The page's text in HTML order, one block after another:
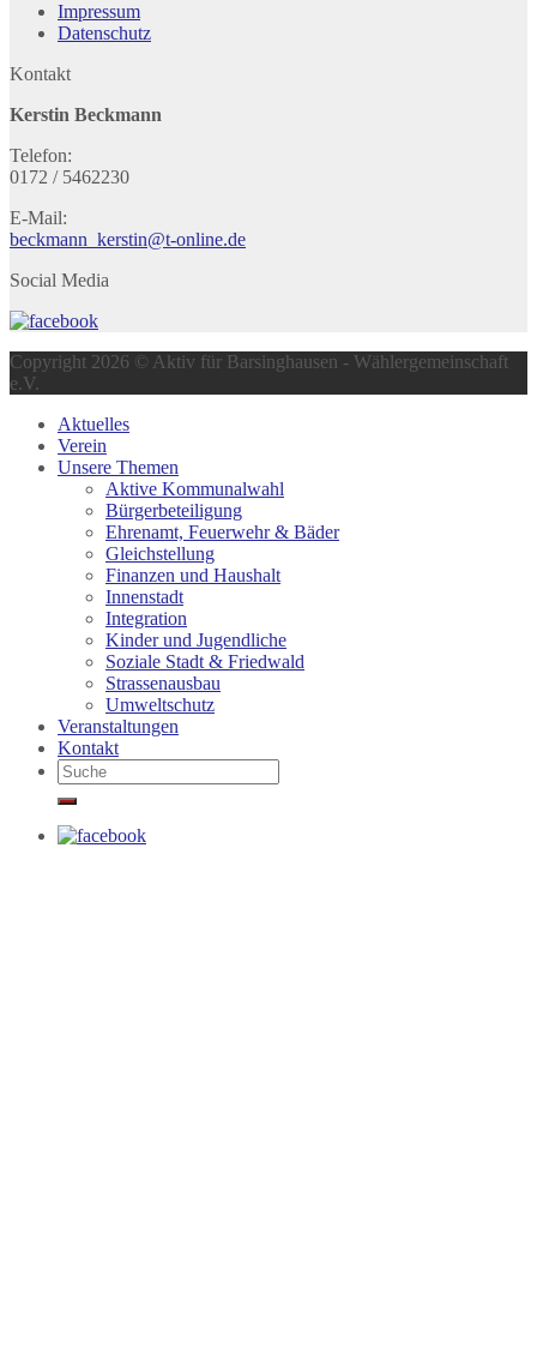
Impressum
Datenschutz
Kontakt
Kerstin Beckmann
Telefon:
0172 / 5462230
E-Mail:
beckmann_kerstin@t-online.de
Social Media
Copyright 2026 © Aktiv für Barsinghausen - Wählergemeinschaft
e.V.
Aktuelles
Verein
Unsere Themen
Aktive Kommunalwahl
Bürgerbeteiligung
Ehrenamt, Feuerwehr & Bäder
Gleichstellung
Finanzen und Haushalt
Innenstadt
Integration
Kinder und Jugendliche
Soziale Stadt & Friedwald
Strassenausbau
Umweltschutz
Veranstaltungen
Kontakt